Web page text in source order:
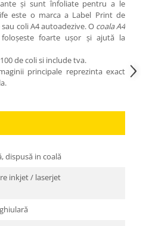
și sunt înfoliate pentru a le
este o marca a Label Print de
coli A4 autoadezive. O coala A4
foarte ușor și ajută la
de coli si include tva.
principale reprezinta exact
dispusă in coală
inkjet / laserjet